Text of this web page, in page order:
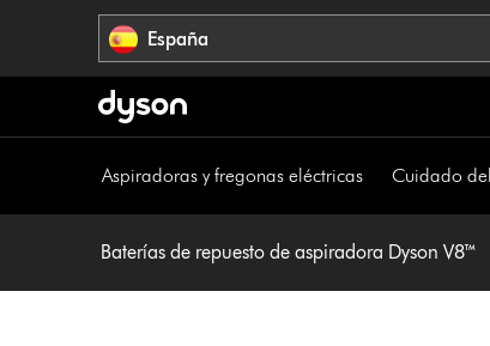
España
Aspiradoras y fregonas eléctricas Cuidado
Baterías de repuesto de aspiradora Dyson V8™